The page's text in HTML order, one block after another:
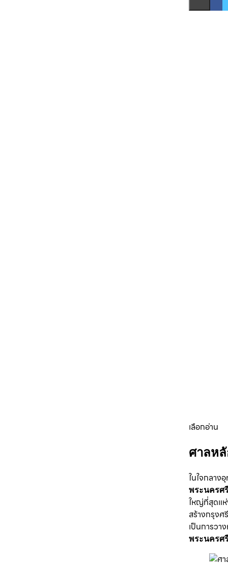
เลือกอ่าน
ศาลห
ในใจกลาง
พระนครศ
ใหญ่ที่สุดแห่
สร้างกรุงศ
เป็นการวา
พระนครศ